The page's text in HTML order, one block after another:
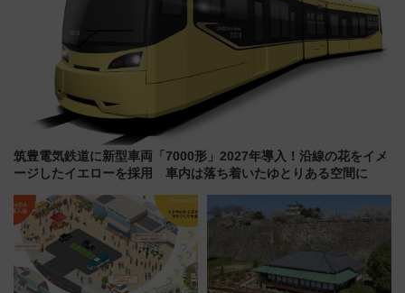
筑豊電気鉄道に新型車両「7000形」2027年導入！沿線の花をイメ
ージしたイエローを採用 車内は落ち着いたゆとりある空間に